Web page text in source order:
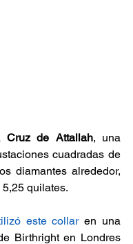
Cruz de Attallah, una
cuadradas de
diamantes alrededor,
quilates.
este collar en una
Birthright en Londres